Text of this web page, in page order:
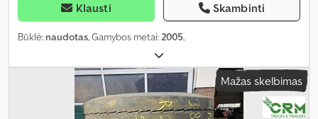
Klausti Skambinti
Būklė: naudotas, Gamybos metai:2005,
Mažas skelbimas